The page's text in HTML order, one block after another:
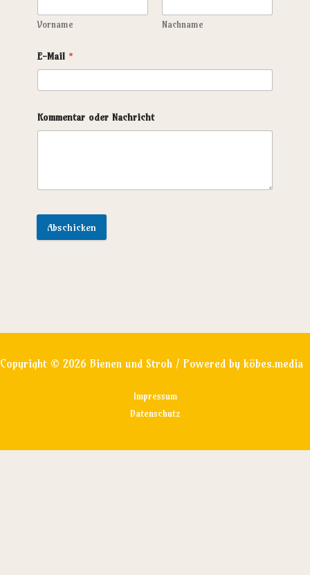
Vorname Nachname
E-Mail *
Kommentar oder Nachricht
Abschicken
Copyright © 2026 Bienen und Stroh / Powered by köbes.media
Impressum
Datenschutz